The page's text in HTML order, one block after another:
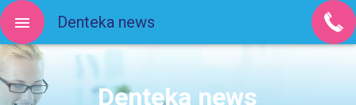
Denteka news
Denteka news